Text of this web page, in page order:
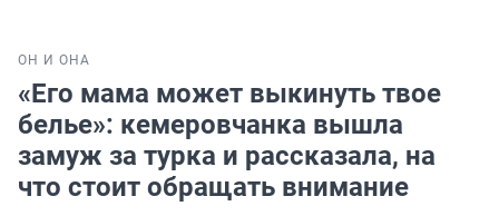
ОН И ОНА
«Его мама может выкинуть твое
белье»: кемеровчанка вышла
замуж за турка и рассказала, на
что стоит обращать внимание